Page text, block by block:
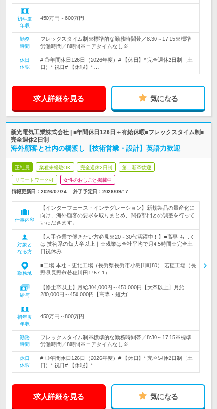
初年度
年収
450万円～800万円
勤務
時間
フレックスタイム制※標準的な勤務時間帯／8:30～17:15※標準
労働時間／8時間※コアタイムなし※…
休日
休暇
# ◎年間休日126日（2026年度）# 【休日】* 完全週休2日制（土
日）* 祝日# 【休暇】* …
求人詳細を見る 気になる
新光電気工業株式会社 | ■年間休日126日＋有給休暇■フレックスタイム制■
完全週休2日制
海外顧客と社内の橋渡し【技術営業・設計】英語力歓迎
正社員 業種未経験OK 完全週休2日制 第二新卒歓迎
リモートワーク可 女性のおしごと掲載中
情報更新日：2026/07/24 終了予定日： 2026/09/17
仕事内容
【インターフェース・インテグレーション】新規製品の量産化に
向け、海外顧客の要求を取りまとめ、関係部門との調整を行って
いただきます。
対象と
なる方
【大手企業で働きたい方必見※20～30代活躍中！】■高専 もしく
は 技術系の短大卒以上｜☆残業は全社平均で月4.5時間☆完全土
日祝休み
勤務地
■工場 本社・更北工場（長野県長野市小島田町80） 若穂工場（長
野県長野市若穂川田1457-1）…
給与
【修士卒以上】月給304,000円～450,000円【大卒以上】月給
280,000円～450,000円【高専・短大(…
初年度
年収
450万円～800万円
勤務
時間
フレックスタイム制※標準的な勤務時間帯／8:30～17:15※標準
労働時間／8時間※コアタイムなし※…
休日
休暇
# ◎年間休日126日（2026年度）# 【休日】* 完全週休2日制（土
日）* 祝日# 【休暇】* …
求人詳細を見る 気になる